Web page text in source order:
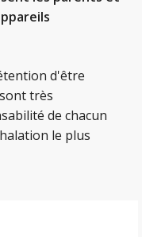
d'être
très
de chacun
le plus